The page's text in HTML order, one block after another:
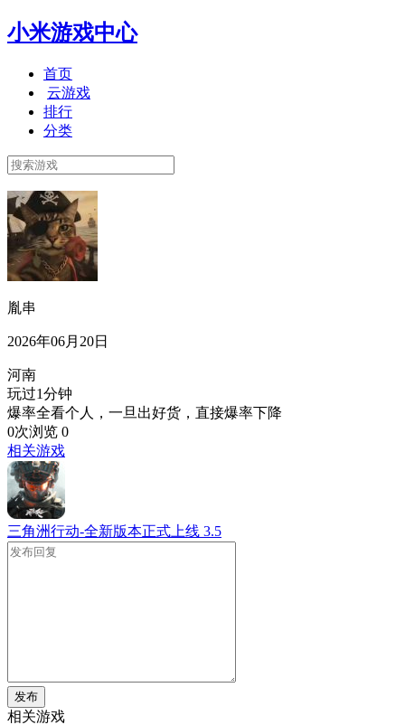
小米游戏中心
首页
云游戏
排行
分类
胤串
2026年06月20日
河南
玩过1分钟
爆率全看个人，一旦出好货，直接爆率下降
0次浏览 0
相关游戏
三角洲行动-全新版本正式上线 3.5
发布
相关游戏